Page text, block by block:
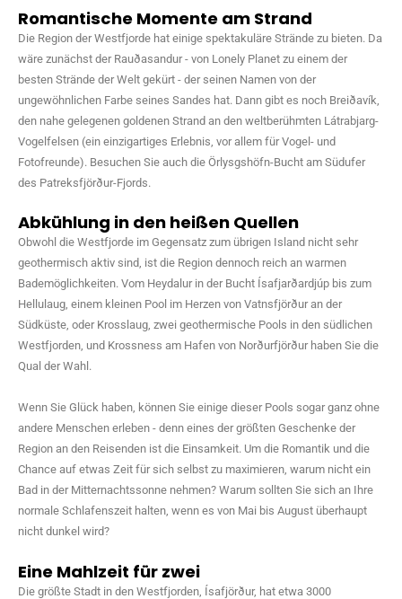
Romantische Momente am Strand
Die Region der Westfjorde hat einige spektakuläre Strände zu bieten. Da
wäre zunächst der Rauðasandur - von Lonely Planet zu einem der
besten Strände der Welt gekürt - der seinen Namen von der
ungewöhnlichen Farbe seines Sandes hat. Dann gibt es noch Breiðavík,
den nahe gelegenen goldenen Strand an den weltberühmten Látrabjarg-
Vogelfelsen (ein einzigartiges Erlebnis, vor allem für Vogel- und
Fotofreunde). Besuchen Sie auch die Örlysgshöfn-Bucht am Südufer
des Patreksfjörður-Fjords.
Abkühlung in den heißen Quellen
Obwohl die Westfjorde im Gegensatz zum übrigen Island nicht sehr
geothermisch aktiv sind, ist die Region dennoch reich an warmen
Bademöglichkeiten. Vom Heydalur in der Bucht Ísafjarðardjúp bis zum
Hellulaug, einem kleinen Pool im Herzen von Vatnsfjörður an der
Südküste, oder Krosslaug, zwei geothermische Pools in den südlichen
Westfjorden, und Krossness am Hafen von Norðurfjörður haben Sie die
Qual der Wahl.
Wenn Sie Glück haben, können Sie einige dieser Pools sogar ganz ohne
andere Menschen erleben - denn eines der größten Geschenke der
Region an den Reisenden ist die Einsamkeit. Um die Romantik und die
Chance auf etwas Zeit für sich selbst zu maximieren, warum nicht ein
Bad in der Mitternachtssonne nehmen? Warum sollten Sie sich an Ihre
normale Schlafenszeit halten, wenn es von Mai bis August überhaupt
nicht dunkel wird?
Eine Mahlzeit für zwei
Die größte Stadt in den Westfjorden, Ísafjörður, hat etwa 3000